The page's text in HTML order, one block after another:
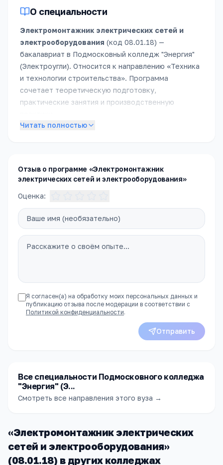
О специальности
Электромонтажник электрических сетей и
электрооборудования (код 08.01.18) —
бакалавриат в Подмосковный колледж "Энергия"
(Электроугли). Относится к направлению «Техника
и технологии строительства». Программа
сочетает теоретическую подготовку,
практические занятия и производственную
программы, расписание и условия поступления.
Читать полностью
Отзыв о программе «Электромонтажник
электрических сетей и электрооборудования»
Оценка:
Я согласен(а) на обработку моих персональных данных и
публикацию отзыва после модерации в соответствии с
Политикой конфиденциальности.
Отправить
Все специальности Подмосковного колледжа
"Энергия" (Э...
Смотреть все направления этого вуза →
«Электромонтажник электрических
сетей и электрооборудования»
(08.01.18) в других колледжах